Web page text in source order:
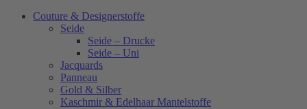
Couture & Designerstoffe
Seide
Seide – Drucke
Seide – Uni
Jacquards
Panneau
Gold & Silber
Kaschmir & Edelhaar Mantelstoffe